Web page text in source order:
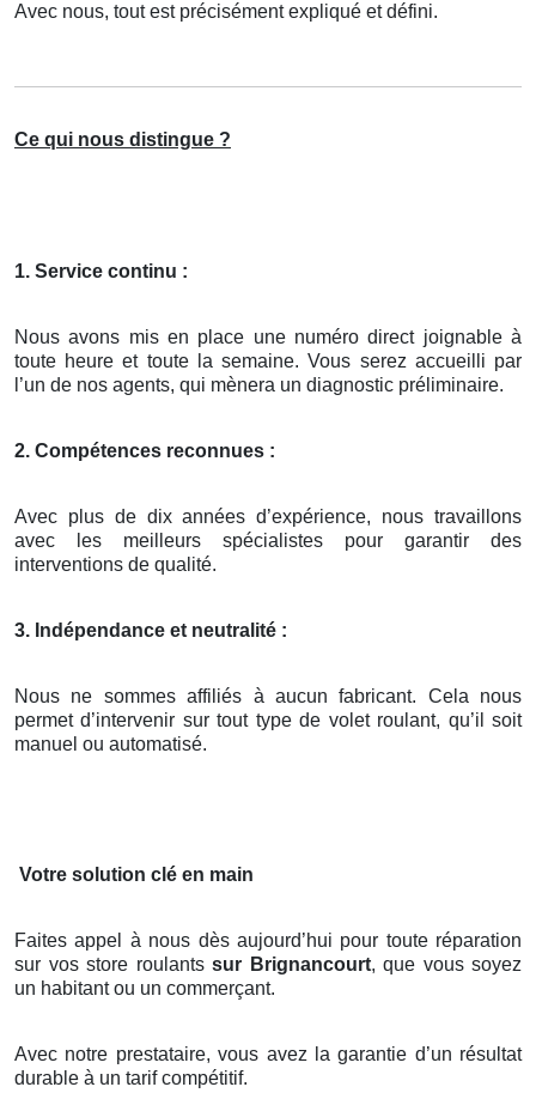
Avec nous, tout est précisément expliqué et défini.
Ce qui nous distingue ?
1. Service continu :
Nous avons mis en place une numéro direct joignable à
toute heure et toute la semaine. Vous serez accueilli par
l’un de nos agents, qui mènera un diagnostic préliminaire.
2. Compétences reconnues :
Avec plus de dix années d’expérience, nous travaillons
avec les meilleurs spécialistes pour garantir des
interventions de qualité.
3. Indépendance et neutralité :
Nous ne sommes affiliés à aucun fabricant. Cela nous
permet d’intervenir sur tout type de volet roulant, qu’il soit
manuel ou automatisé.
Votre solution clé en main
Faites appel à nous dès aujourd’hui pour toute réparation
sur vos store roulants sur Brignancourt, que vous soyez
un habitant ou un commerçant.
Avec notre prestataire, vous avez la garantie d’un résultat
durable à un tarif compétitif.